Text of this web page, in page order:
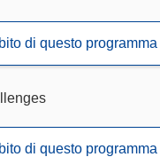
di questo programma
di questo programma